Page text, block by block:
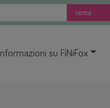
cerca
Informazioni su FiNiFox